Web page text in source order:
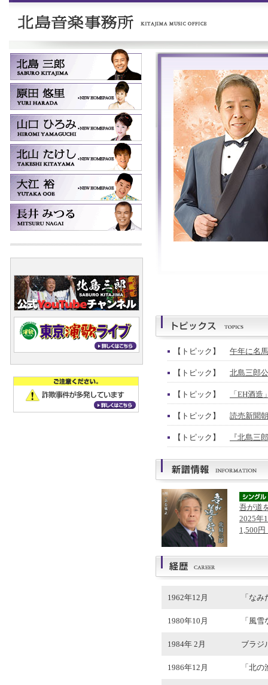
【トピック】 午年に名
【トピック】 北島三郎
【トピック】 「EH酒
【トピック】 読売新聞
【トピック】 『北島三
吾が道
2025年
1,500
1962年12月 「な
1980年10月 「風
1984年 2月 ブラジ
1986年12月 「北